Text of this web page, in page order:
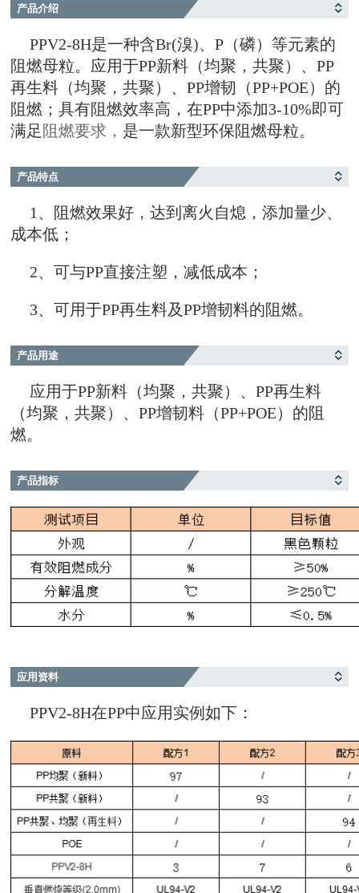
产品介绍
PPV2-8H是一种含Br(溴)、P（磷）等元素的
阻燃母粒。应用于PP新料（均聚，共聚）、PP
再生料（均聚，共聚）、PP增韧（PP+POE）的
阻燃；具有阻燃效率高，在PP中添加3-10%即可
满足 阻燃要求， 是一款新型环保阻燃母粒。
产品特点
1、 阻燃效果好，达到离火自熄，添加量少、
成本低；
2、可与PP直接注塑，减低成本；
3、可用于PP再生料及PP增韧料的阻燃。
产品用途
应用于PP新料（均聚，共聚）、PP再生料
（均聚，共聚）、PP增韧料（PP+POE）的阻
燃。
产品指标
应用资料
PPV2-8H在PP中应用实例如下：